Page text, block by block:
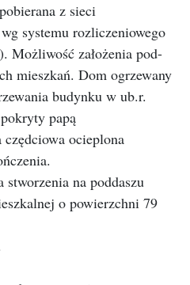
z sieci
systemu rozliczeniowego
Możliwość założenia pod-
mieszkań. Dom ogrzewany
budynku w ub.r.
papą
ocieplona
na poddaszu
o powierzchni 79